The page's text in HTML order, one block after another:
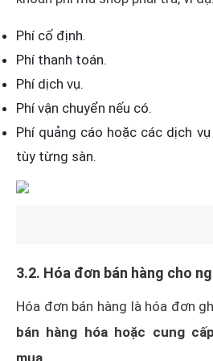
Shop chưa
thuộc diện
bắt buộc
lưu dữ
thu, phí,
hoàn
Shop nhiều
đơn COD
thái đơn
dùng để
kiểm tra
Phí cố định.
Phí thanh toán.
Phí dịch vụ.
Phí vận chuyển nếu có.
Phí quảng cáo hoặc các dịch
tùy từng sàn.
3.2. Hóa đơn bán hàng cho
Hóa đơn bán hàng là hóa đơn
bán hàng hóa hoặc cung